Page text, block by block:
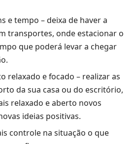
e tempo – deixa de haver a
transportes, onde estacionar o
que poderá levar a chegar
relaxado e focado – realizar as
da sua casa ou do escritório,
relaxado e aberto novos
ideias positivas.
controle na situação o que